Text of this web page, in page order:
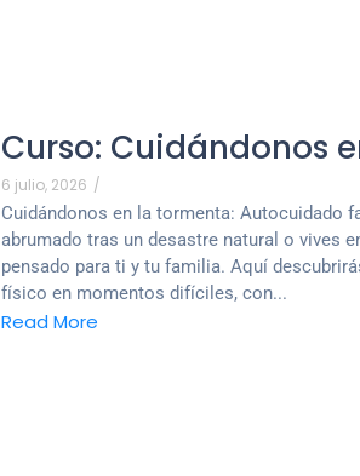
Curso: Cuidándonos
6 julio, 2026 /
Cuidándonos en la tormenta: Autocuidado
abrumado tras un desastre natural o vives
pensado para ti y tu familia. Aquí
físico en momentos difíciles, con...
Read More